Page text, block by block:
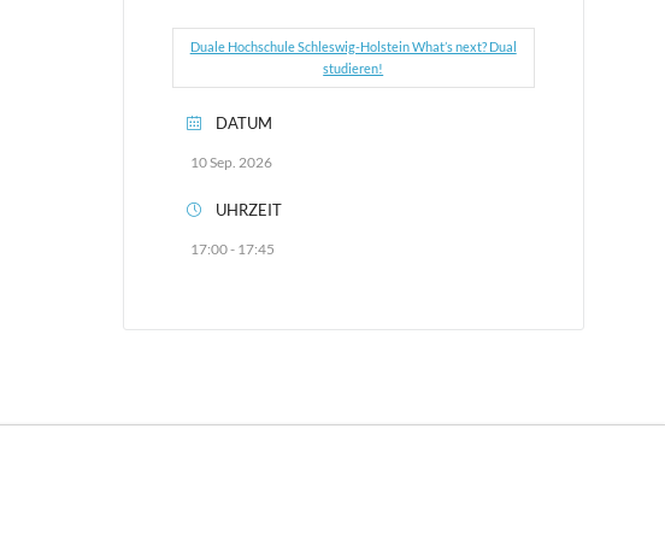
Duale Hochschule Schleswig-Holstein What’s next? Dual
studieren!
DATUM
10 Sep. 2026
UHRZEIT
17:00 - 17:45